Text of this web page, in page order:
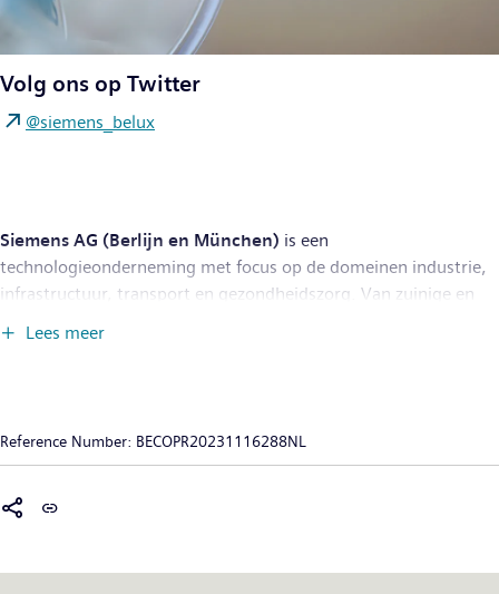
Volg ons op Twitter
@siemens_belux
Siemens AG (Berlijn en München) is een
technologieonderneming met focus op de domeinen industrie,
infrastructuur, transport en gezondheidszorg. Van zuinige en
transformeren en hen zo te helpen het dagelijkse leven van
Lees meer
Reference Number: BECOPR20231116288NL